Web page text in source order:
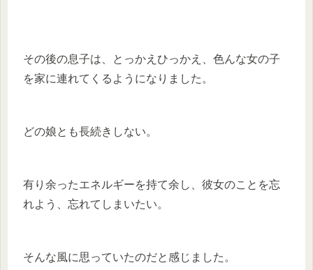
その後の息子は、とっかえひっかえ、色んな女の子
を家に連れてくるようになりました。
どの娘とも長続きしない。
有り余ったエネルギーを持て余し、彼女のことを忘
れよう、忘れてしまいたい。
そんな風に思っていたのだと感じました。